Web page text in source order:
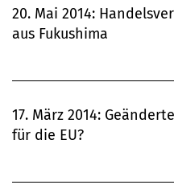
20. Mai 2014:
aus Fukushima
17. März 2014:
für die EU?